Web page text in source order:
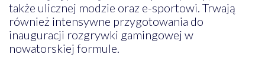
także ulicznej modzie oraz e-sportowi. Trwają
również intensywne przygotowania do
inauguracji rozgrywki gamingowej w
nowatorskiej formule.